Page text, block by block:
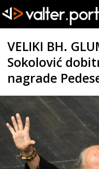
VELIKI BH.
Sokolović
nagrade